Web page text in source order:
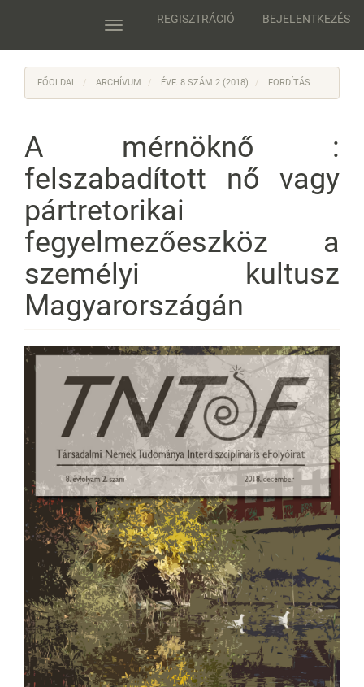
REGISZTRÁCIÓ BEJELENTKEZÉS
Toggle
FŐOLDAL ARCHÍVUM ÉVF. 8 SZÁM 2 (2018) FORDÍTÁS
A mérnöknő :
felszabadított nő vagy
pártretorikai
fegyelmezőeszköz a
személyi kultusz
Magyarországán
Article
Sidebar